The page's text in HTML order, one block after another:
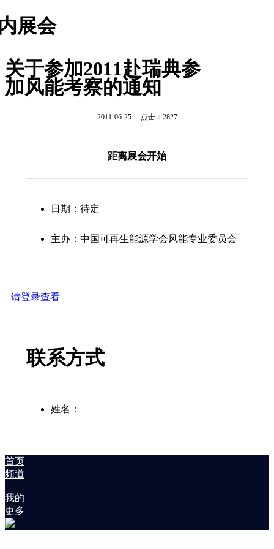
展会
关于参加2011赴瑞典参
加风能考察的通知
2011-06-25 点击：2827
距离展会开始
日期：待定
主办：中国可再生能源学会风能专业委员会
请登录查看
联系方式
姓名：
首页
频道
我的
更多